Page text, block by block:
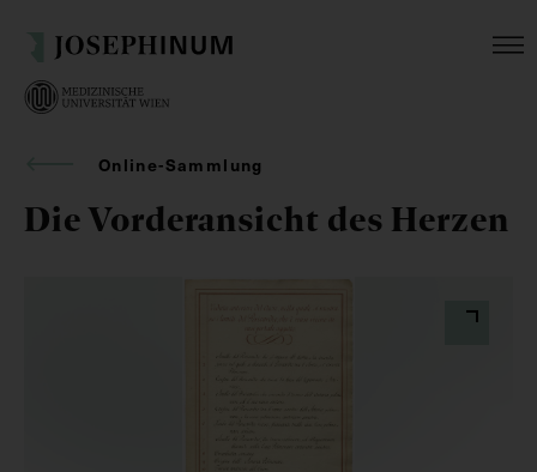
Online-Sammlung
Die Vorderansicht des Herzen